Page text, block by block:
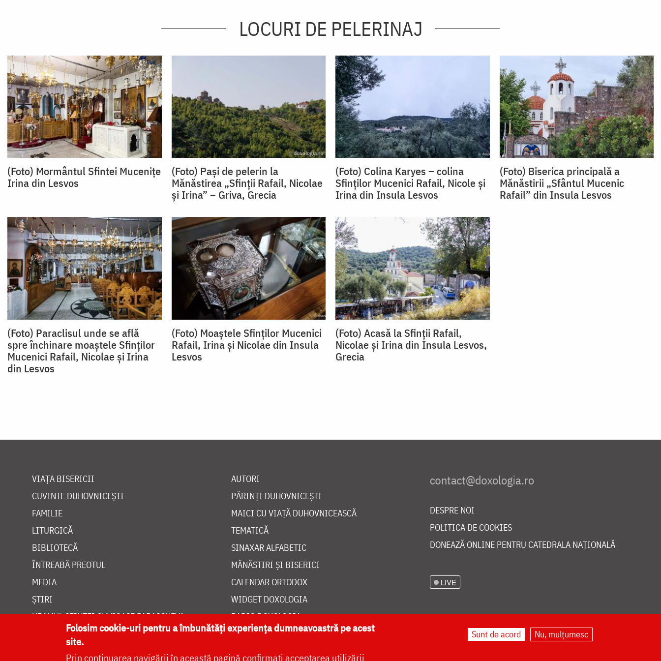
LOCURI DE PELERINAJ
(Foto) Mormântul Sfintei Mucenițe
Irina din Lesvos
(Foto) Pași de pelerin la
Mănăstirea „Sfinții Rafail, Nicolae
și Irina” – Griva, Grecia
(Foto) Colina Karyes – colina
Sfinților Mucenici Rafail, Nicole și
Irina din Insula Lesvos
(Foto) Biserica principală a
Mănăstirii „Sfântul Mucenic
Rafail” din Insula Lesvos
(Foto) Paraclisul unde se află
spre închinare moaștele Sfinților
Mucenici Rafail, Nicolae și Irina
din Lesvos
(Foto) Moaștele Sfinților Mucenici
Rafail, Irina și Nicolae din Insula
Lesvos
(Foto) Acasă la Sfinții Rafail,
Nicolae și Irina din Insula Lesvos,
Grecia
VIAȚA BISERICII
CUVINTE DUHOVNICEȘTI
FAMILIE
LITURGICĂ
BIBLIOTECĂ
ÎNTREABĂ PREOTUL
MEDIA
ȘTIRI
HRAMUL SFINTEI CUVIOASE PARASCHEVA
AUTORI
PĂRINȚI DUHOVNICEȘTI
MAICI CU VIAȚĂ DUHOVNICEASCĂ
TEMATICĂ
SINAXAR ALFABETIC
MĂNĂSTIRI ȘI BISERICI
CALENDAR ORTODOX
WIDGET DOXOLOGIA
RADIO DOXOLOGIA
DESPRE NOI
POLITICA DE COOKIES
DONEAZĂ ONLINE PENTRU CATEDRALA NAȚIONALĂ
LIVE
Folosim cookie-uri pentru a îmbunătăți experiența dumneavoastră pe acest
site.
Prin continuarea navigării în această pagină confirmați acceptarea utilizării
Sunt de acord Nu, mulțumesc